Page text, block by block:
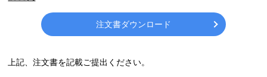
注文書ダウンロード
上記、注文書を記載ご提出ください。